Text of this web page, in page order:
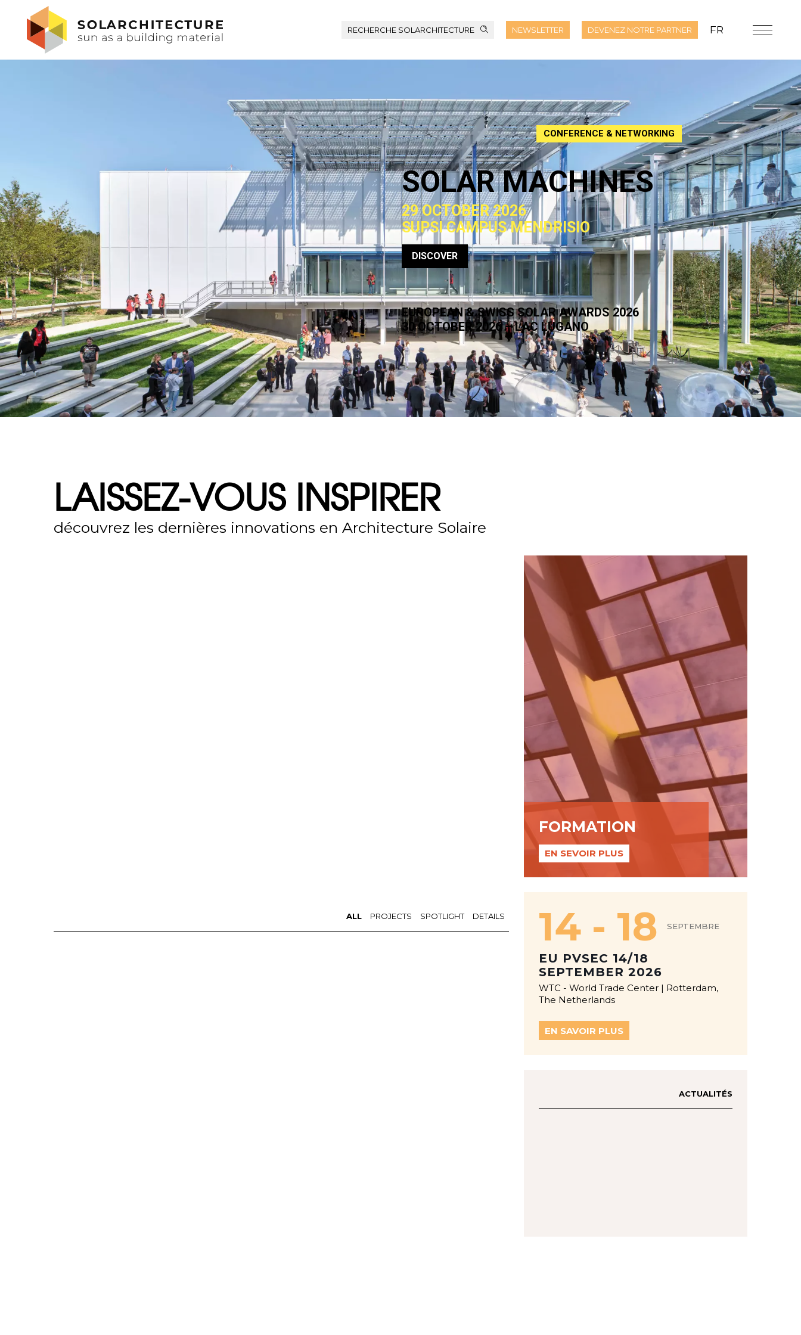
RECHERCHE SOLARCHITECTURE NEWSLETTER DEVENEZ NOTRE PARTNER FR
EUROPEAN & SWISS SOLAR AWARDS 2026
30 OCTOBER 2026 – LAC LUGANO
CONFERENCE & NETWORKING
SOLAR MACHINES
29 OCTOBER 2026
SUPSI CAMPUS MENDRISIO
DISCOVER
LAISSEZ-VOUS INSPIRER
découvrez les dernières innovations en Architecture Solaire
FORMATION
EN SEVOIR PLUS
ALL DETAILS
PROJECTS SPOTLIGHT 14 - 18 SEPTEMBRE
EU PVSEC 14/18
SEPTEMBER 2026
WTC - World Trade Center | Rotterdam,
The Netherlands
EN SAVOIR PLUS
ACTUALITÉS